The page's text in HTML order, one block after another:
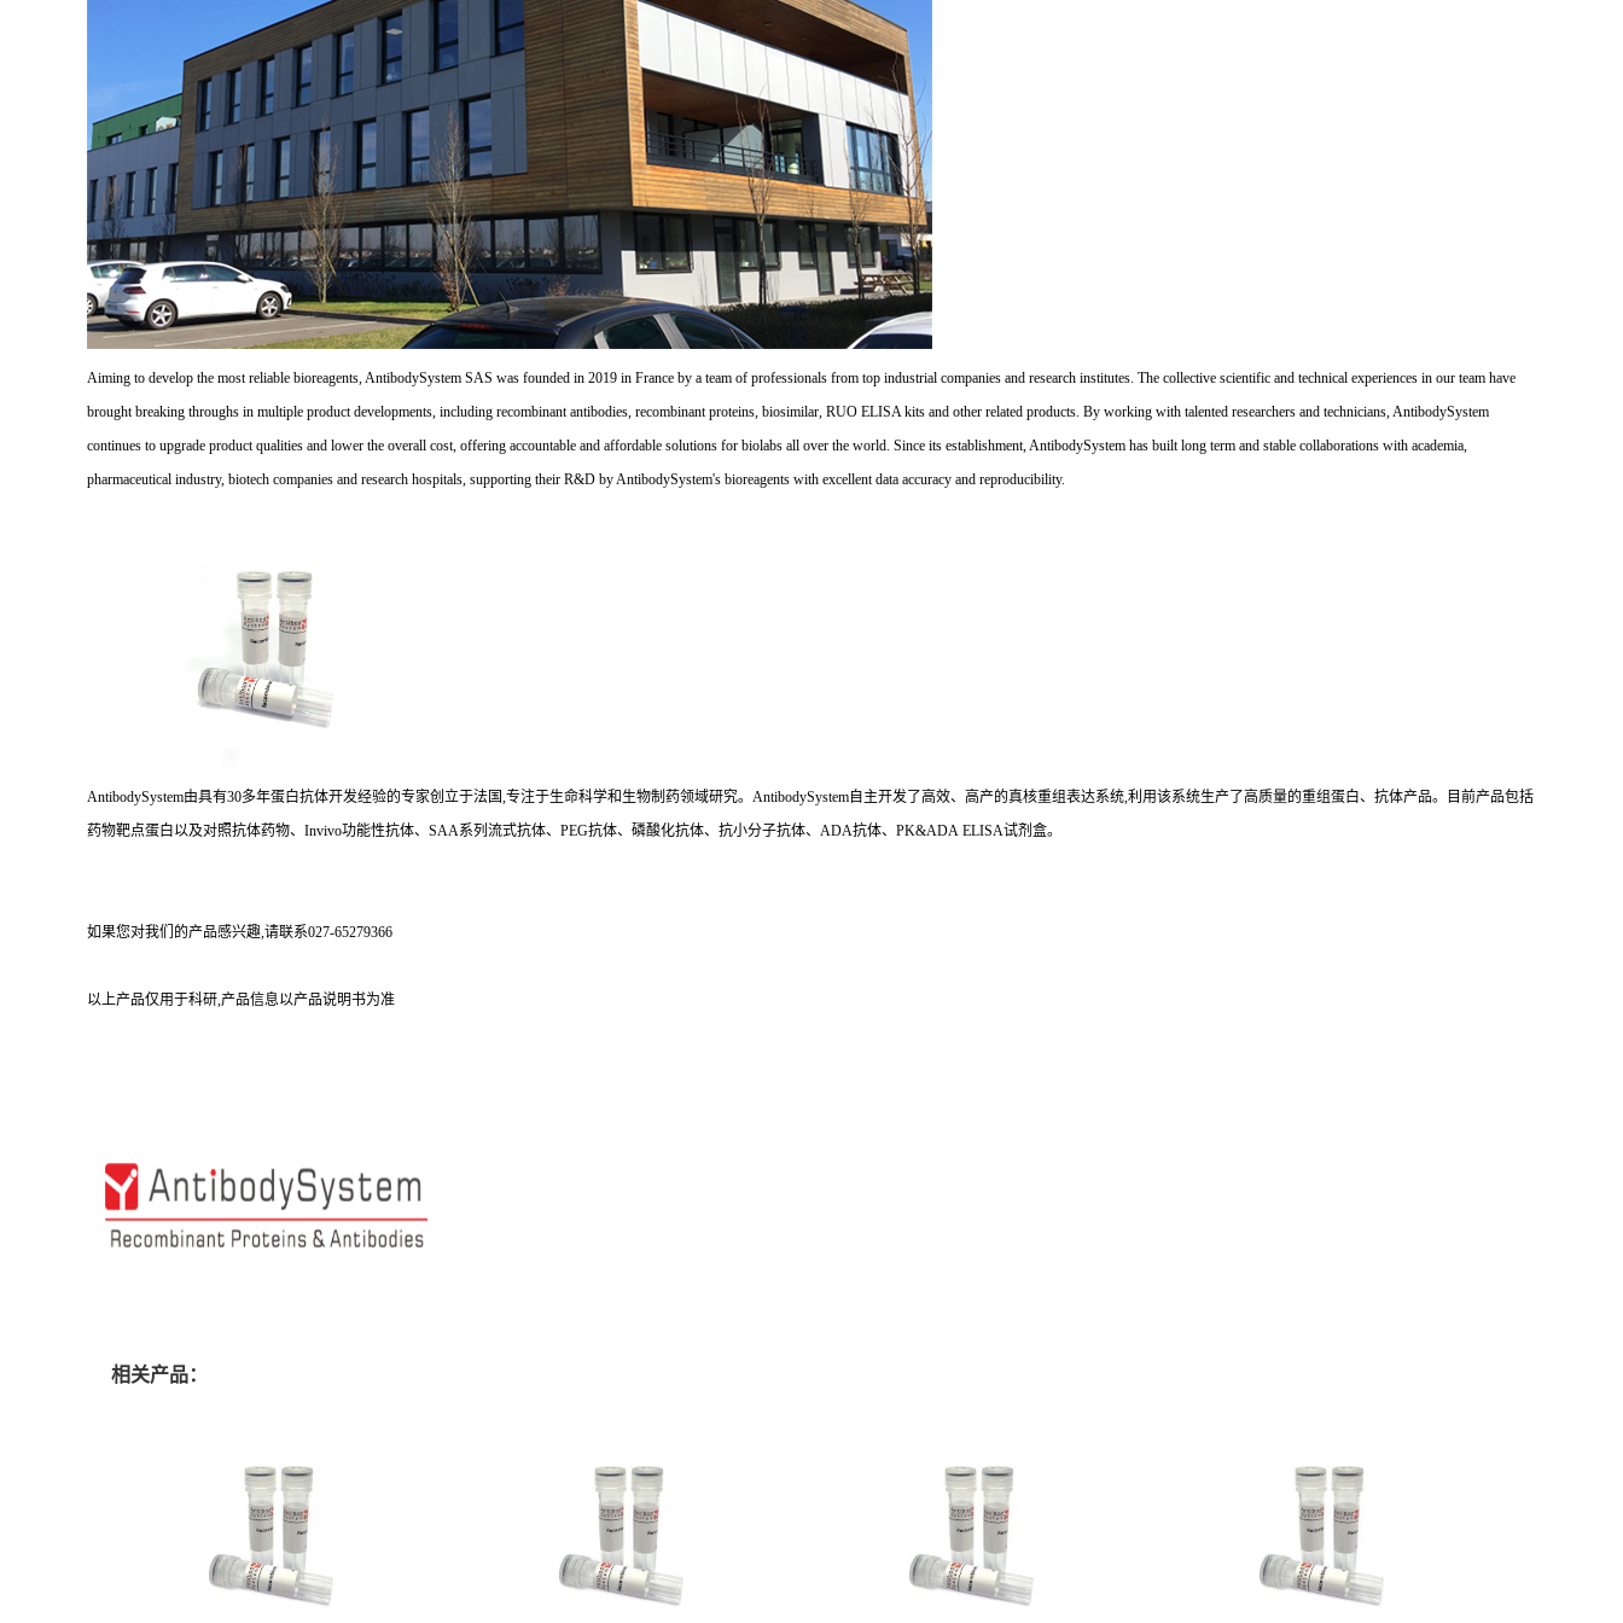
Aiming to develop the most reliable bioreagents, AntibodySystem SAS was founded in 2019 in France by a team of professionals from top industrial companies and research institutes. The collective scientific and technical experiences in our team have
brought breaking throughs in multiple product developments, including recombinant antibodies, recombinant proteins, biosimilar, RUO ELISA kits and other related products. By working with talented researchers and technicians, AntibodySystem
continues to upgrade product qualities and lower the overall cost, offering accountable and affordable solutions for biolabs all over the world. Since its establishment, AntibodySystem has built long term and stable collaborations with academia,
pharmaceutical industry, biotech companies and research hospitals, supporting their R&D by AntibodySystem's bioreagents with excellent data accuracy and reproducibility.
AntibodySystem由具有30多年蛋白抗体开发经验的专家创立于法国,专注于生命科学和生物制药领域研究。AntibodySystem自主开发了高效、高产的真核重组表达系统,利用该系统生产了高质量的重组蛋白、抗体产品。目前产品包括
药物靶点蛋白以及对照抗体药物、Invivo功能性抗体、SAA系列流式抗体、PEG抗体、磷酸化抗体、抗小分子抗体、ADA抗体、PK&ADA ELISA试剂盒。
如果您对我们的产品感兴趣,请联系027-65279366
以上产品仅用于科研,产品信息以产品说明书为准
相关产品：